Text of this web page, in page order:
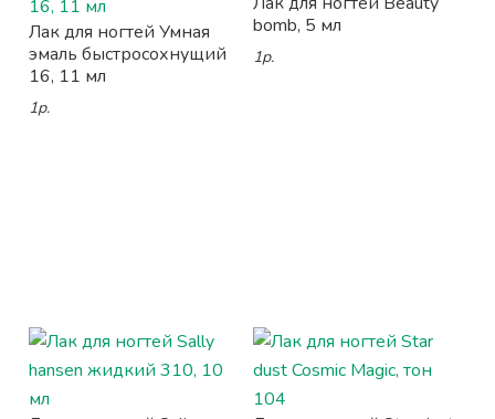
Лак для ногтей Умная
эмаль быстросохнущий
16, 11 мл
1р.
bomb, 5 мл
1р.